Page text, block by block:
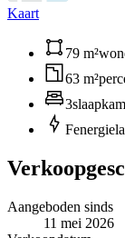
Kaart
79 m²
63 m²
3
F
Aangeboden sinds
11 mei 2026